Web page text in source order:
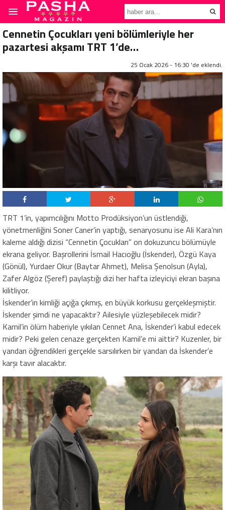
Cennetin Çocukları yeni bölümleriyle her
pazartesi akşamı TRT 1’de…
25 Ocak 2026 - 16:30 'de eklendi.
TRT 1’in, yapımcılığını Motto Prodüksiyon’un üstlendiği,
yönetmenliğini Soner Caner’in yaptığı, senaryosunu ise Ali Kara’nın
kaleme aldığı dizisi “Cennetin Çocukları” on dokuzuncu bölümüyle
ekrana geliyor. Başrollerini İsmail Hacıoğlu (İskender), Özgü Kaya
(Gönül), Yurdaer Okur (Baytar Ahmet), Melisa Şenolsun (Ayla),
Zafer Algöz (Şeref) paylaştığı dizi her hafta izleyiciyi ekran başına
kilitliyor.
İskender’in kimliği açığa çıkmış, en büyük korkusu gerçekleşmiştir.
İskender şimdi ne yapacaktır? Ailesiyle yüzleşebilecek midir?
Kamil’in ölüm haberiyle yıkılan Cennet Ana, İskender’i kabul edecek
midir? Peki gelen cenaze gerçekten Kamil’e mi aittir? Kuzenler, bir
yandan öğrendikleri gerçekle sarsılırken bir yandan da İskender’e
karşı tavır alacaktır.